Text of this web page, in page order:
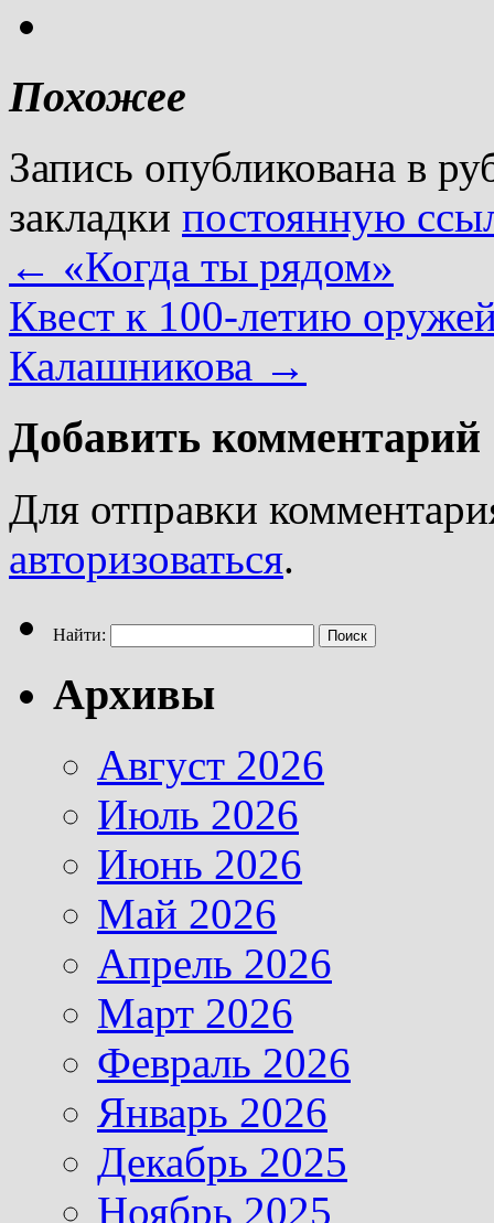
Похожее
Запись опубликована в
закладки постоянную
← «Когда ты рядом»
Квест к 100-летию
Калашникова →
Добавить комментарий
Для отправки
авторизоваться.
Найти:
Архивы
Август 2026
Июль 2026
Июнь 2026
Май 2026
Апрель 2026
Март 2026
Февраль 2026
Январь 2026
Декабрь 2025
Ноябрь 2025